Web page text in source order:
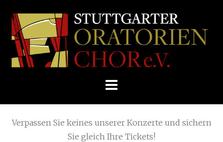
Skip
E.V.
Home Veranstaltung
Verpassen Sie keines unserer Konzerte und sichern
Sie gleich Ihre Tickets!